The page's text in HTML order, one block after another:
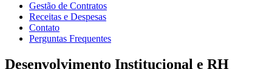
Gestão de Contratos
Receitas e Despesas
Contato
Perguntas Frequentes
Desenvolvimento Institucional e RH